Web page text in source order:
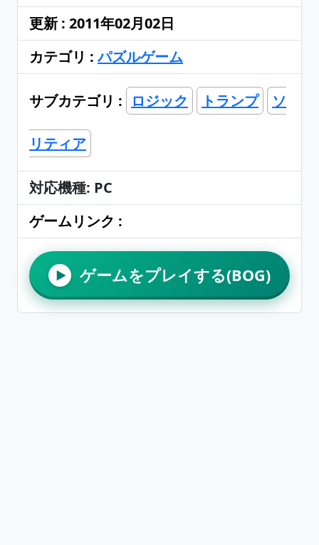
更新 : 2011年02月02日
カテゴリ :パズルゲーム
サブカテゴリ : ロジック トランプ ソ
リティア
対応機種: PC
ゲームリンク :
▶ ゲームをプレイする(BOG)